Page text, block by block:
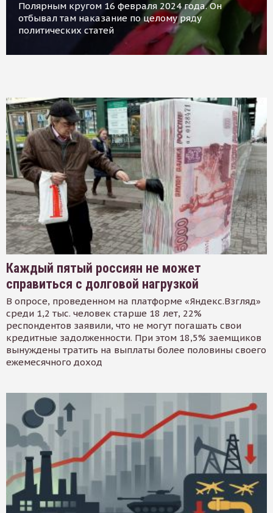
Полярным кругом 16 февраля 2024 года. Он
отбывал там наказание по целому ряду
политических статей
Каждый пятый россиян не может
справиться с долговой нагрузкой
В опросе, проведенном на платформе «Яндекс.Взгляд»
среди 1,2 тыс. человек старше 18 лет, 22%
респондентов заявили, что не могут погашать свои
кредитные задолженности. При этом 18,5% заемщиков
вынуждены тратить на выплаты более половины своего
ежемесячного доход